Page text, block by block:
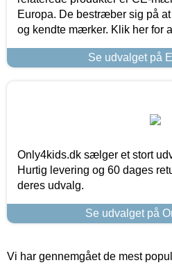
Europa. De bestræber sig på
og kendte mærker. Klik her for
Se udvalget på
Only4kids.dk sælger et stort
Hurtig levering og 60 dages
deres udvalg.
Se udvalget på
Vi har gennemgået de mest